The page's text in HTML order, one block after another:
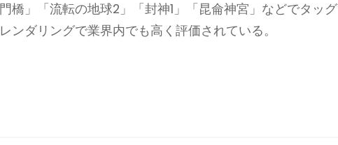
橋」「流転の地球2」「封神1」「昆侖神宮」などでタッグ
ンダリングで業界内でも高く評価されている。